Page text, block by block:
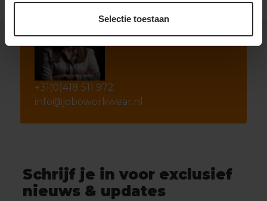
Selectie toestaan
+31(0)418 511 972
info@joboworkwear.nl
Schrijf je in voor exclusief
nieuws & updates